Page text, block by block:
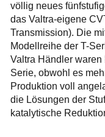
völlig neues
das Valtra-eigene
Transmission). Die
Modellreihe der T-
Valtra Händler
Serie, obwohl es
Produktion voll
die Lösungen der
katalytische